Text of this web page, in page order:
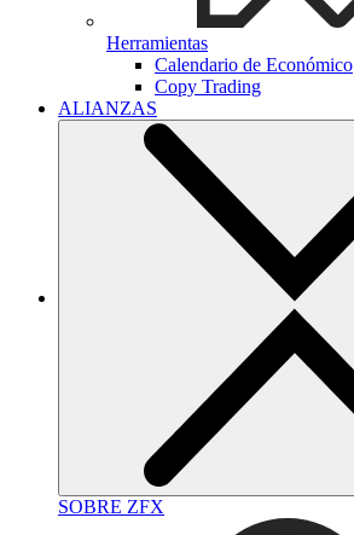
Herramientas
Calendario de Económico
Copy Trading
ALIANZAS
SOBRE ZFX